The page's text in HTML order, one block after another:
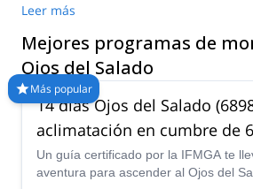
Comprende el este de Copiapó chileno y
activo más alto del mundo y el segundo
Hemisferio Sur y Occidental. Su
suave excepto por los metros finales,
arneses. Hay dos rutas para llegar a
Internacional de San Francisco desde el
ruta más accesible y corta desde el lado
los meses más templados entre octubre
condiciones ideales de ascenso.
Leer más
Mejores programas de
Ojos del Salado
Más popular
14 días Ojos del Salado
aclimatación en cumbre de
Un guía certificado por la IFMGA te
aventura para ascender al Ojos del